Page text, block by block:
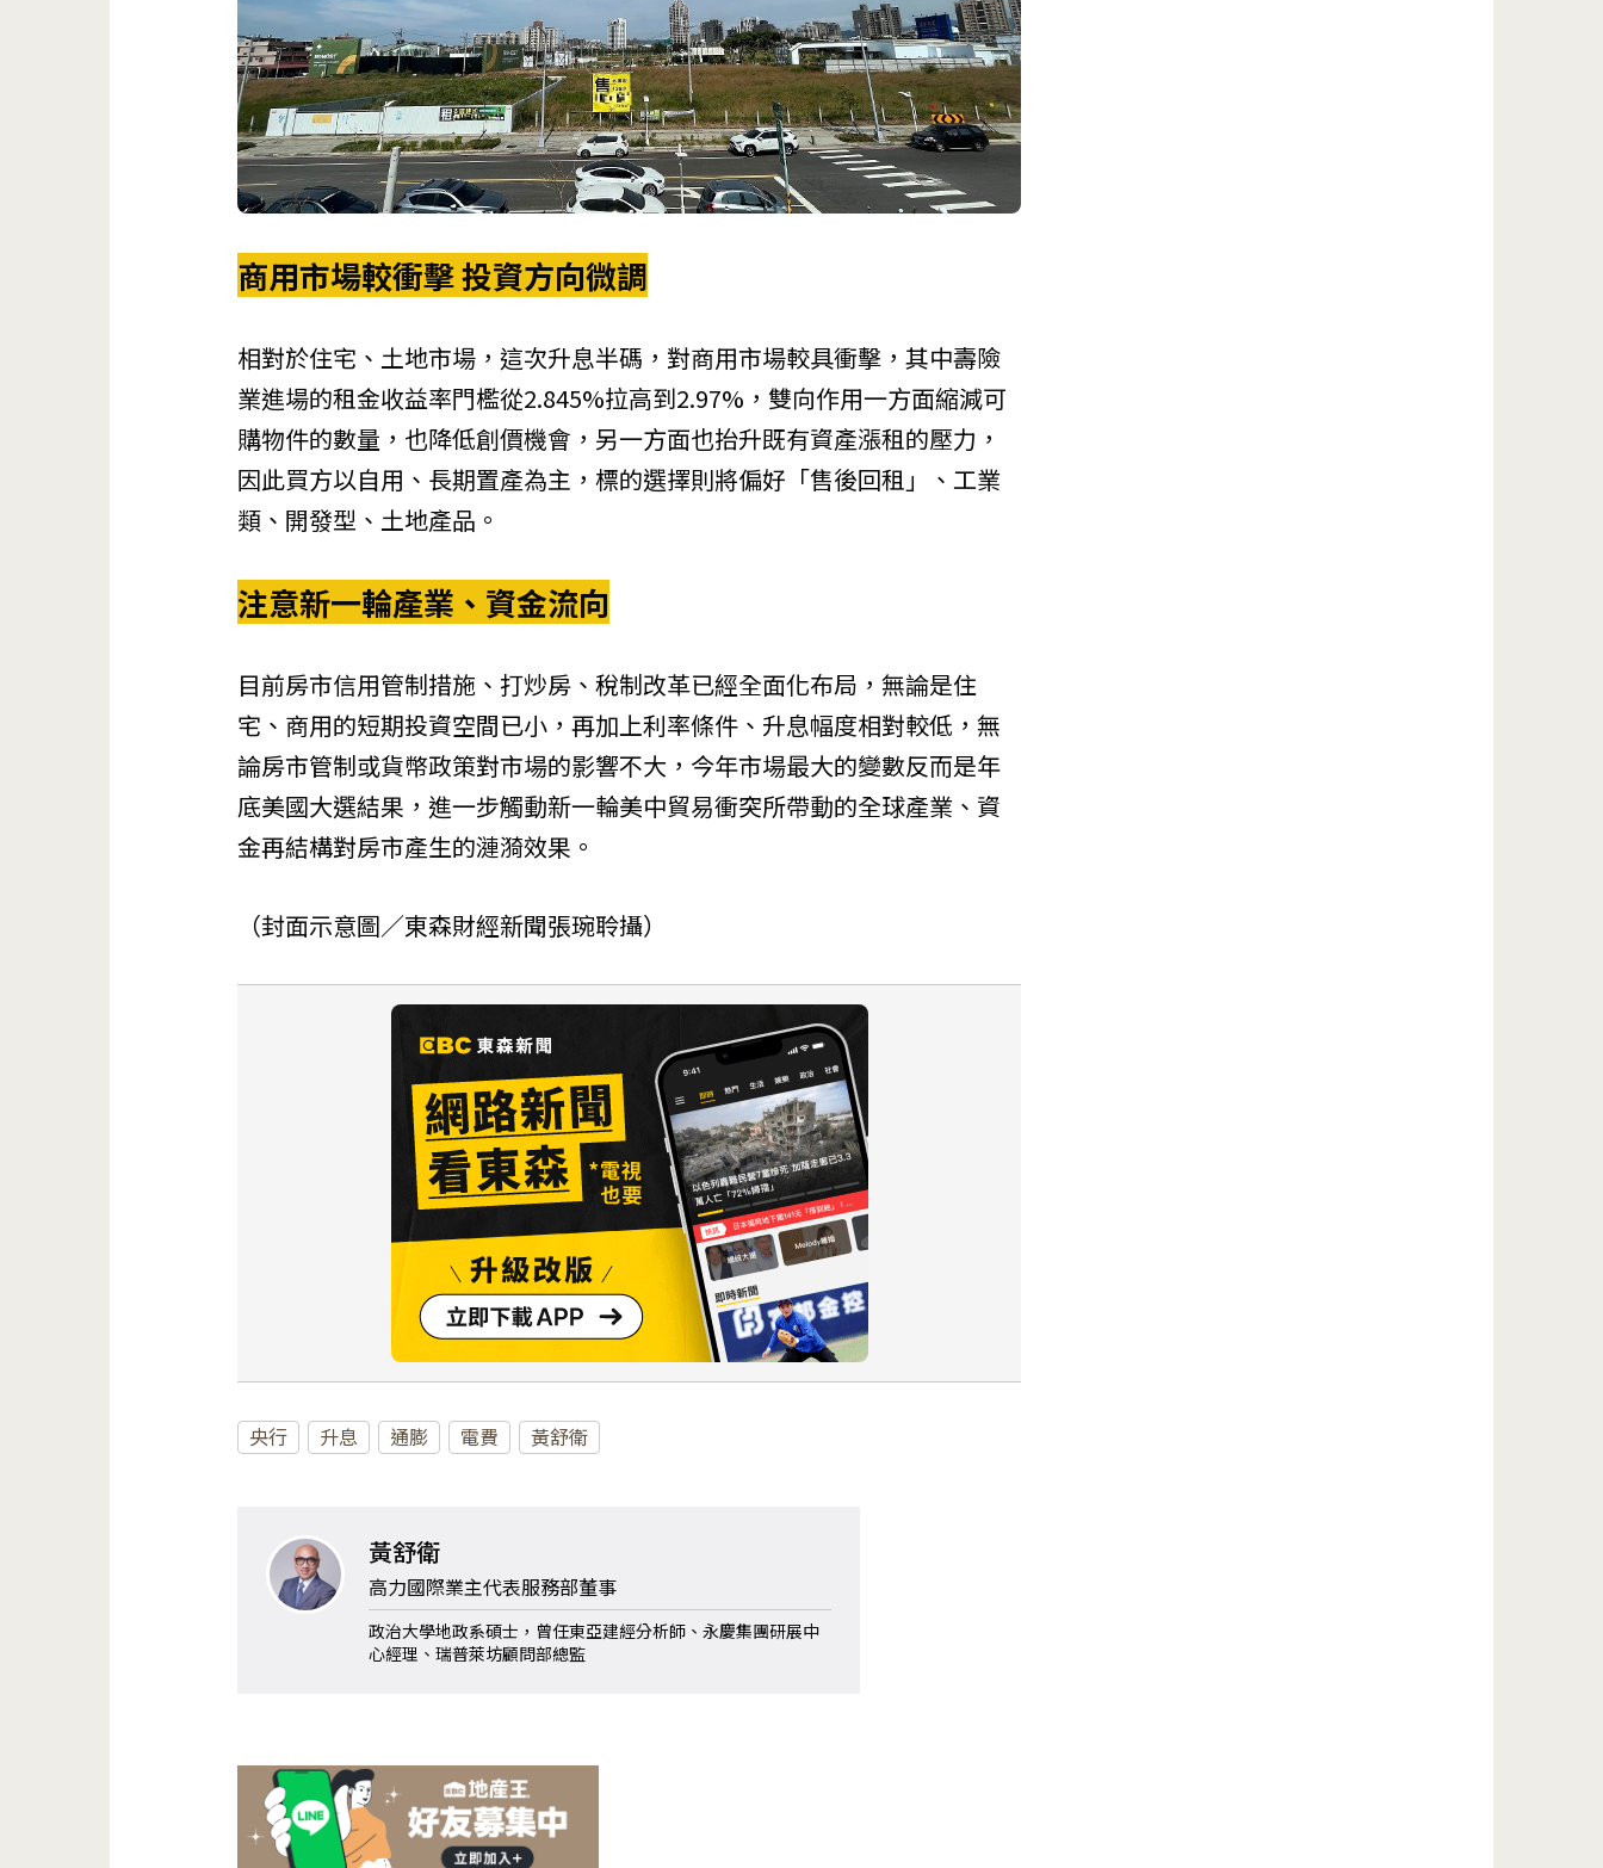
商用市場較衝擊 投資方向微調
相對於住宅、土地市場，這次升息半碼，對商用市場較具衝擊，其中壽險
業進場的租金收益率門檻從2.845%拉高到2.97%，雙向作用一方面縮減可
購物件的數量，也降低創價機會，另一方面也抬升既有資產漲租的壓力，
因此買方以自用、長期置產為主，標的選擇則將偏好「售後回租」、工業
類、開發型、土地產品。
注意新一輪產業、資金流向
目前房市信用管制措施、打炒房、稅制改革已經全面化布局，無論是住
宅、商用的短期投資空間已小，再加上利率條件、升息幅度相對較低，無
論房市管制或貨幣政策對市場的影響不大，今年市場最大的變數反而是年
底美國大選結果，進一步觸動新一輪美中貿易衝突所帶動的全球產業、資
金再結構對房市產生的漣漪效果。
（封面示意圖／東森財經新聞張琬聆攝）
央行 升息 通膨 電費 黃舒衛
黃舒衛
高力國際業主代表服務部董事
政治大學地政系碩士，曾任東亞建經分析師、永慶集團研展中
心經理、瑞普萊坊顧問部總監